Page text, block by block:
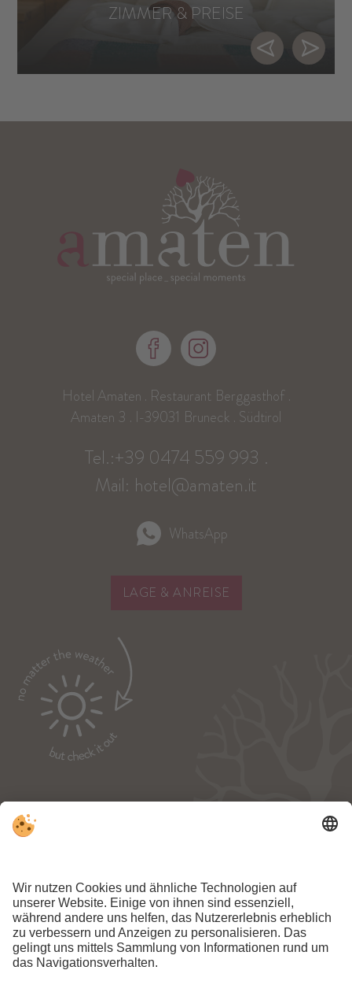
ZIMMER & PREISE
Hotel Amaten . Restaurant Berggasthof .
Amaten 3 . I-39031 Bruneck . Südtirol
Tel.:+39 0474 559 993 .
Mail: hotel@amaten.it
WhatsApp
LAGE & ANREISE
ANMELDEN